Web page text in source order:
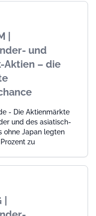
|
und
Aktien – die
- Die Aktienmärkte
und des asiatisch-
ohne Japan legten
zu